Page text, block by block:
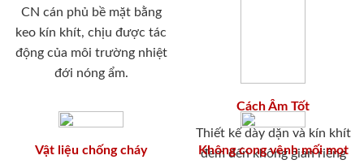
CN cán phủ bề mặt bằng
keo kín khít, chịu được tác
động của môi trường nhiệt
đới nóng ẩm.
Cách Âm Tốt
Thiết kế dày dặn và kín khít
đem đến không gian riêng
Vật liệu chống cháy Không cong vênh mối mọt